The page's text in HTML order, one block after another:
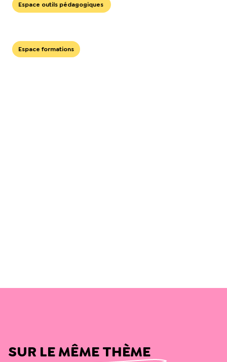
Espace outils pédagogiques
Espace formations
SUR LE MÊME THÈME